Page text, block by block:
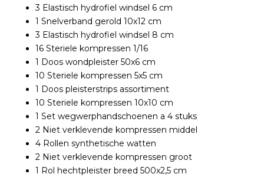
3 Elastisch hydrofiel windsel 6 cm
1 Snelverband gerold 10x12 cm
3 Elastisch hydrofiel windsel 8 cm
16 Steriele kompressen 1/16
1 Doos wondpleister 50x6 cm
10 Steriele kompressen 5x5 cm
1 Doos pleisterstrips assortiment
10 Steriele kompressen 10x10 cm
1 Set wegwerphandschoenen a 4 stuks
2 Niet verklevende kompressen middel
4 Rollen synthetische watten
2 Niet verklevende kompressen groot
1 Rol hechtpleister breed 500x2,5 cm